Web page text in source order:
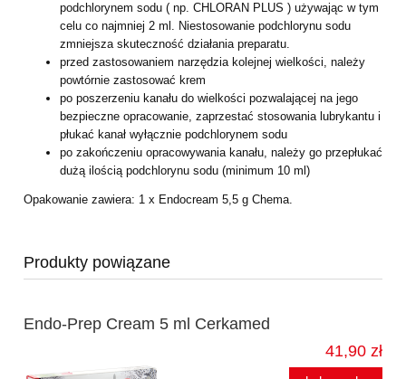
podchlorynem sodu ( np. CHLORAN PLUS ) używając w tym
celu co najmniej 2 ml. Niestosowanie podchlorynu sodu
zmniejsza skuteczność działania preparatu.
przed zastosowaniem narzędzia kolejnej wielkości, należy
powtórnie zastosować krem
po poszerzeniu kanału do wielkości pozwalającej na jego
bezpieczne opracowanie, zaprzestać stosowania lubrykantu i
płukać kanał wyłącznie podchlorynem sodu
po zakończeniu opracowywania kanału, należy go przepłukać
dużą ilością podchlorynu sodu (minimum 10 ml)
Opakowanie zawiera: 1 x Endocream 5,5 g Chema.
Produkty powiązane
Endo-Prep Cream 5 ml Cerkamed
41,90 zł